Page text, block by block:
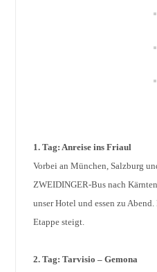
1. Tag: Anreise ins Friaul
Vorbei an München, Salzburg
ZWEIDINGER-Bus nach
unser Hotel und essen zu
Etappe steigt.
2. Tag: Tarvisio – Gemona